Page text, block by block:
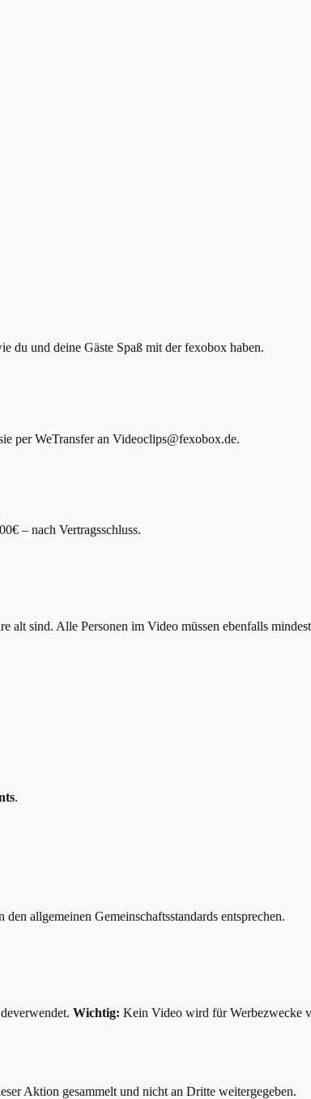
du und deine Gäste Spaß mit der fexobox haben.
per WeTransfer an Videoclips@fexobox.de.
– nach Vertragsschluss.
sind. Alle Personen im Video müssen ebenfalls
.
allgemeinen Gemeinschaftsstandards entsprechen.
verwendet. Wichtig: Kein Video wird für Werbezwecke
Aktion gesammelt und nicht an Dritte weitergegeben.